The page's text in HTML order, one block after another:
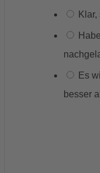
Es
besser